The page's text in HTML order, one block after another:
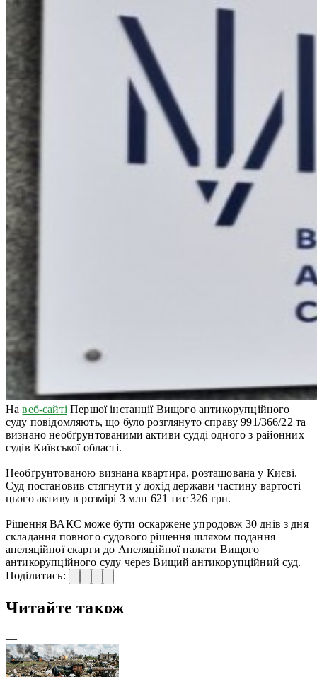
Навеб-сайті Першої інстанції Вищого антикорупційного
суду повідомляють, що було розглянуто справу 991/366/22 та
визнано необґрунтованими активи судді одного з районних
судів Київської області.
Необґрунтованою визнана квартира, розташована у Києві.
Суд постановив стягнути у дохід держави частину вартості
цього активу в розмірі 3 млн 621 тис 326 грн.
Рішення ВАКС може бути оскаржене упродовж 30 днів з дня
складання повного судового рішення шляхом подання
апеляційної скарги до Апеляційної палати Вищого
антикорупційного суду через Вищий антикорупційний суд.
Поділитись:
Читайте також
—